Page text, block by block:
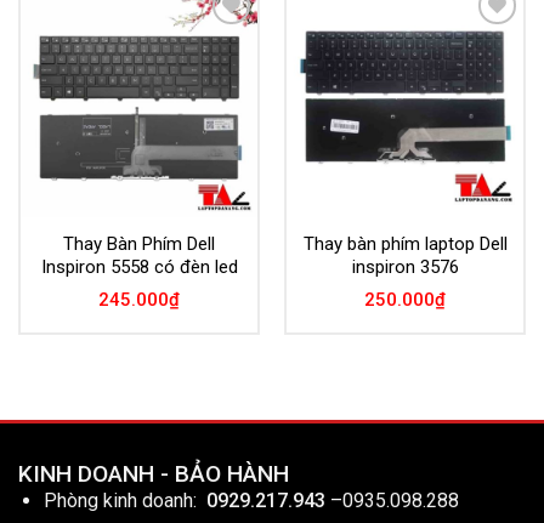
Add to
Wishlist
Thay Bàn Phím Dell
Inspiron 5558 có đèn led
245.000₫
Add to
Wishlist
Thay bàn phím laptop Dell
inspiron 3576
250.000₫
KINH DOANH - BẢO HÀNH
Phòng kinh doanh: 0929.217.943 –0935.098.288